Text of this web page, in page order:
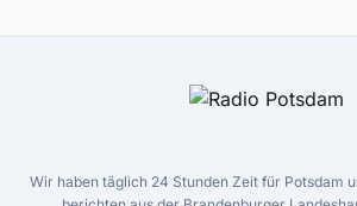
Wir haben täglich 24 Stunden Zeit für Potsdam